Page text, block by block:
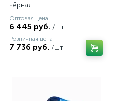
чёрная
Оптовая цена
6 445 руб. /шт
Розничная цена
7 736 руб. /шт